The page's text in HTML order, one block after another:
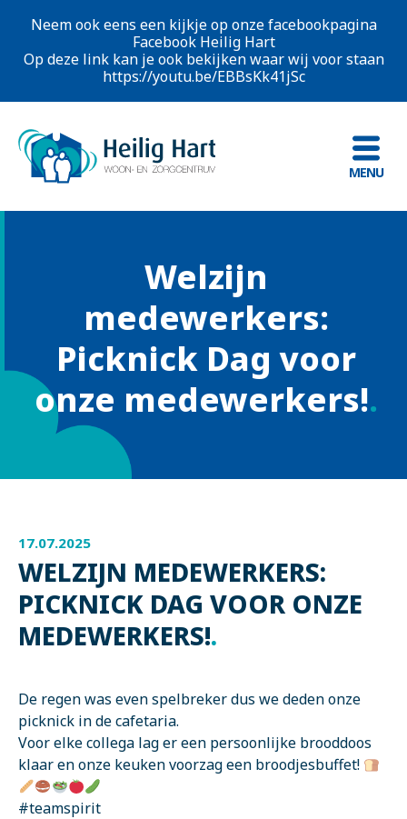
Neem ook eens een kijkje op onze facebookpagina
Facebook Heilig Hart
Op deze link kan je ook bekijken waar wij voor staan
https://youtu.be/EBBsKk41jSc
MENU
Welzijn
medewerkers:
Picknick Dag voor
onze medewerkers!.
17.07.2025
WELZIJN MEDEWERKERS:
PICKNICK DAG VOOR ONZE
MEDEWERKERS!.
De regen was even spelbreker dus we deden onze
picknick in de cafetaria.
Voor elke collega lag er een persoonlijke brooddoos
klaar en onze keuken voorzag een broodjesbuffet!
#teamspirit